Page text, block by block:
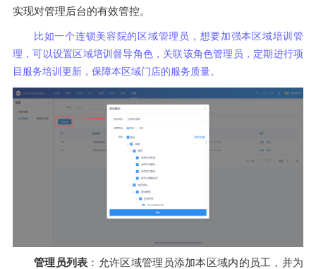
实现对管理后台的有效管控。
比如一个连锁美容院的区域管理员，想要加强本区域培训管
理，可以设置区域培训督导角色，关联该角色管理员，定期进行项
目服务培训更新，保障本区域门店的服务质量。
管理员列表 ：允许区域管理员添加本区域内的员工，并为